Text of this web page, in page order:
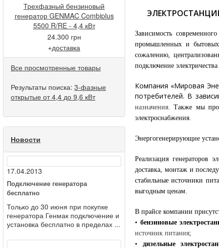
Трехфазный бензиновый
генератор GENMAC Combiplus
5500 R/RE - 4,4 кВт
24.300 грн
+доставка
Все просмотренные товары
Результаты поиска: 3-фазные
открытые от 4,4 до 9,6 кВт
Новости
17.04.2013
Подключение генератора
бесплатно
Только до 30 июня при покупке
генератора Генмак подключение и
установка бесплатно в пределах ...
Зависимость
промышленных и бытовых
сожалению,
подключение
Компания «Мировая
потребителей. В
назначения. Также мы
электроснабжения.
Энергогенерирующие
Реализация генераторов
доставка, монтаж и
стабильные источники
выгодным ценам.
В прайсе компании
• бензиновые
источник питания;
•
дизельные